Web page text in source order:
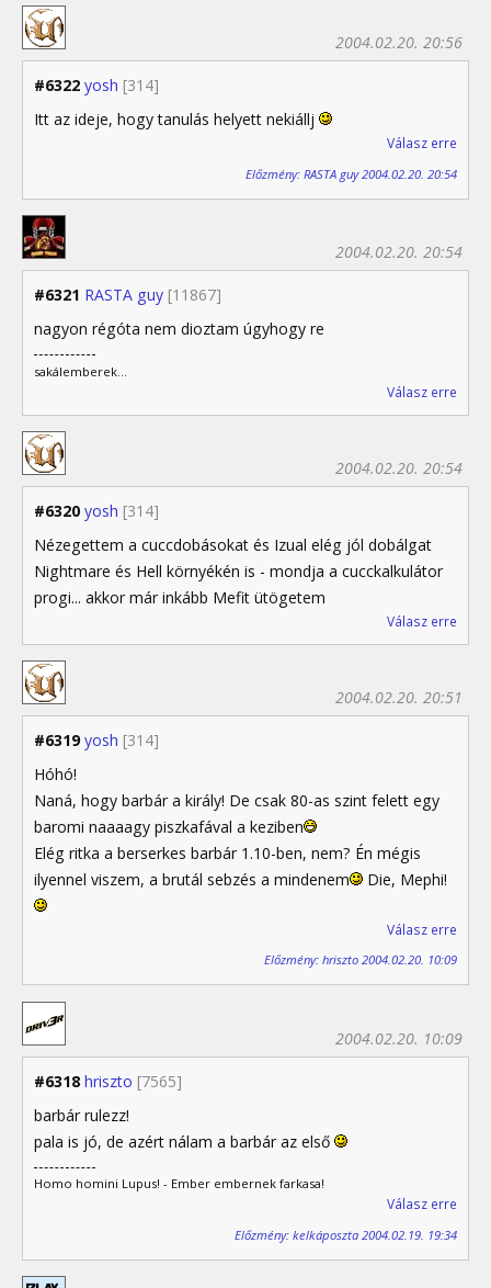
#6322 yosh [314]
2004.02.20. 20:56
Itt az ideje, hogy tanulás helyett nekiállj
Válasz erre
Előzmény: RASTA guy 2004.02.20. 20:54
#6321 RASTA guy [11867]
2004.02.20. 20:54
nagyon régóta nem dioztam úgyhogy re
sakálemberek...
Válasz erre
#6320 yosh [314]
2004.02.20. 20:54
Nézegettem a cuccdobásokat és Izual elég jól dobálgat
Nightmare és Hell környékén is - mondja a cucckalkulátor
progi... akkor már inkább Mefit ütögetem
Válasz erre
#6319 yosh [314]
2004.02.20. 20:51
Hóhó!
Naná, hogy barbár a király! De csak 80-as szint felett egy
baromi naaaagy piszkafával a keziben
Elég ritka a berserkes barbár 1.10-ben, nem? Én mégis
ilyennel viszem, a brutál sebzés a mindenem
Die, Mephi!
Válasz erre
Előzmény: hriszto 2004.02.20. 10:09
#6318 hriszto [7565]
2004.02.20. 10:09
barbár rulezz!
pala is jó, de azért nálam a barbár az első
Homo homini Lupus! - Ember embernek farkasa!
Válasz erre
Előzmény: kelkáposzta 2004.02.19. 19:34